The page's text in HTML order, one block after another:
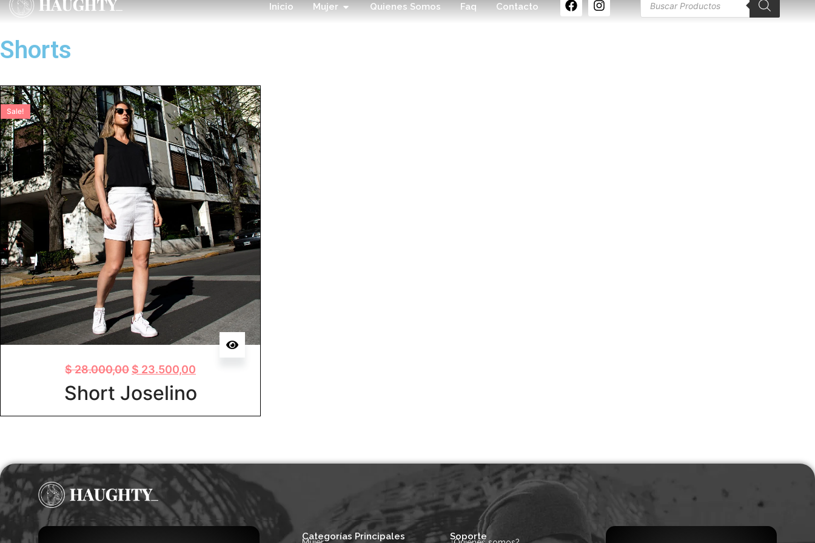
Inicio Mujer Quienes Somos Faq Contacto
Shorts
Sale!
$28.000,00 $ 23.500,00
Short Joselino
Categorías Principales Soporte